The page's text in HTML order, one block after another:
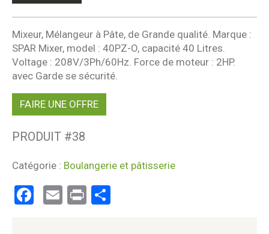
Mixeur, Mélangeur à Pâte, de Grande qualité. Marque :
SPAR Mixer, model : 40PZ-O, capacité 40 Litres.
Voltage : 208V/3Ph/60Hz. Force de moteur : 2HP.
avec Garde se sécurité.
FAIRE UNE OFFRE
PRODUIT #38
Catégorie : Boulangerie et pâtisserie
Facebook
Email
Print